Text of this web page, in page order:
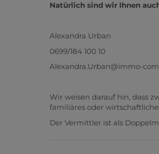
Natürlich sind wir Ihnen
Alexandra Urban
0699/184 100 10
Alexandra.Urban@immo-
Wir weisen darauf hin, dass
familiäres oder
Der Vermittler ist als